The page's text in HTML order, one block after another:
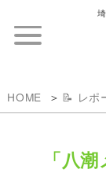
HOME 📝 レポ
「八